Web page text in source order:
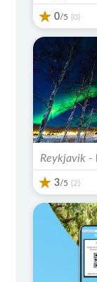
0/5 (0)
Reykjavik -
3/5 (2)